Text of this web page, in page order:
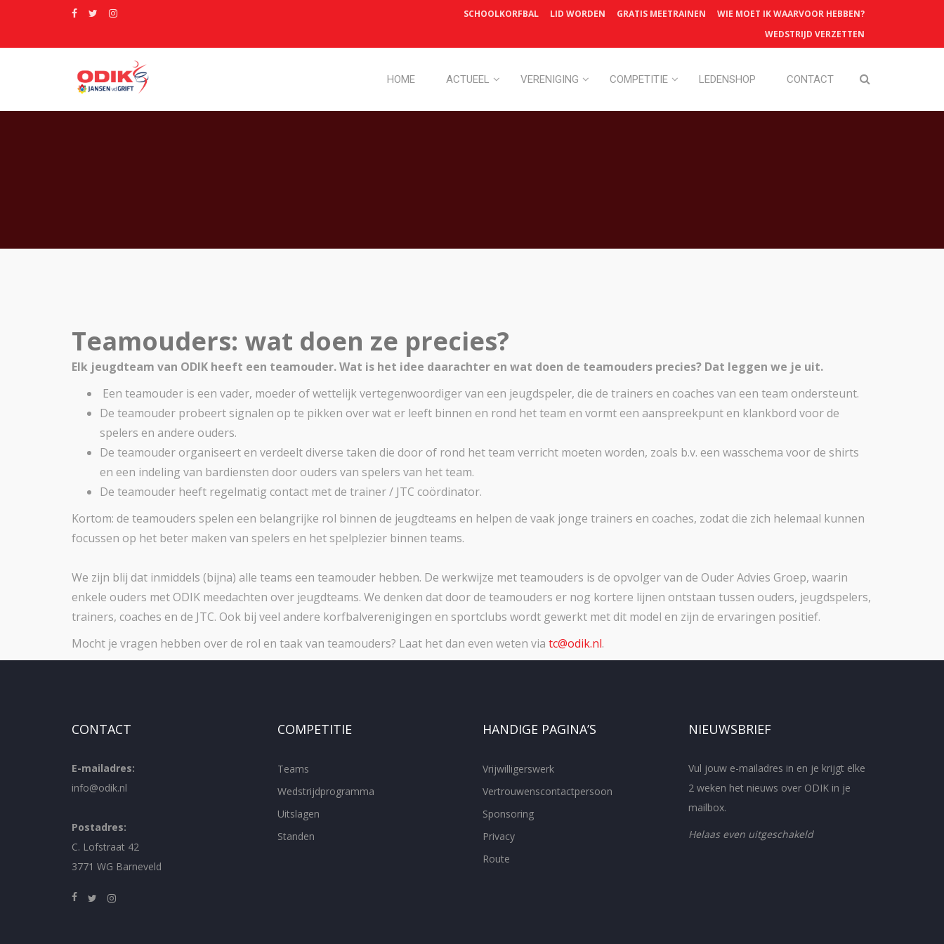
SCHOOLKORFBAL LID WORDEN GRATIS MEETRAINEN
WIE MOET IK WAARVOOR HEBBEN?
WEDSTRIJD VERZETTEN
HOME ACTUEEL VERENIGING COMPETITIE LEDENSHOP CONTACT
Teamouders: wat doen ze precies?
Elk jeugdteam van ODIK heeft een teamouder. Wat is het idee daarachter en wat doen de teamouders precies? Dat leggen we je uit.
Een teamouder is een vader, moeder of wettelijk vertegenwoordiger van een jeugdspeler, die de trainers en coaches van een team ondersteunt.
De teamouder probeert signalen op te pikken over wat er leeft binnen en rond het team en vormt een aanspreekpunt en klankbord voor de
spelers en andere ouders.
De teamouder organiseert en verdeelt diverse taken die door of rond het team verricht moeten worden, zoals b.v. een wasschema voor de shirts
en een indeling van bardiensten door ouders van spelers van het team.
De teamouder heeft regelmatig contact met de trainer / JTC coördinator.
Kortom: de teamouders spelen een belangrijke rol binnen de jeugdteams en helpen de vaak jonge trainers en coaches, zodat die zich helemaal kunnen
focussen op het beter maken van spelers en het spelplezier binnen teams.
We zijn blij dat inmiddels (bijna) alle teams een teamouder hebben. De werkwijze met teamouders is de opvolger van de Ouder Advies Groep, waarin
enkele ouders met ODIK meedachten over jeugdteams. We denken dat door de teamouders er nog kortere lijnen ontstaan tussen ouders, jeugdspelers,
trainers, coaches en de JTC. Ook bij veel andere korfbalverenigingen en sportclubs wordt gewerkt met dit model en zijn de ervaringen positief.
Mocht je vragen hebben over de rol en taak van teamouders? Laat het dan even weten via tc@odik.nl.
CONTACT
E-mailadres:
info@odik.nl
Postadres:
C. Lofstraat 42
3771 WG Barneveld
COMPETITIE
Teams
Wedstrijdprogramma
Uitslagen
Standen
HANDIGE PAGINA’S
Vrijwilligerswerk
Vertrouwenscontactpersoon
Sponsoring
Privacy
Route
NIEUWSBRIEF
Vul jouw e-mailadres in en je krijgt elke
2 weken het nieuws over ODIK in je
mailbox.
Helaas even uitgeschakeld